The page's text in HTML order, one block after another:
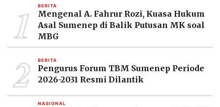
1 BERITA
Mengenal A. Fahrur Rozi, Kuasa Hukum
Asal Sumenep di Balik Putusan MK soal
MBG
2 BERITA
Pengurus Forum TBM Sumenep Periode
2026-2031 Resmi Dilantik
NASIONAL